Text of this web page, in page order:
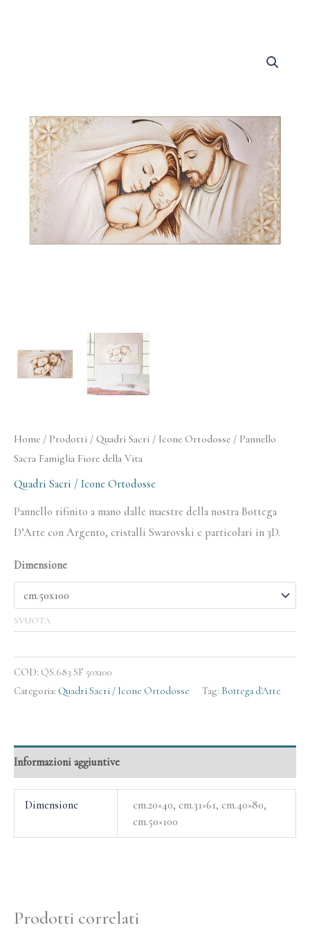
Home / Prodotti / Quadri Sacri / Icone Ortodosse / Pannello
Sacra Famiglia Fiore della Vita
Quadri Sacri / Icone Ortodosse
Pannello rifinito a mano dalle maestre della nostra Bottega
D’Arte con Argento, cristalli Swarovski e particolari in 3D.
Dimensione
SVUOTA
della
Vita
quantità
COD: QS.683 SF 50x100
Categoria: Quadri Sacri / Icone Ortodosse Tag: Bottega d'Arte
Informazioni aggiuntive
Dimensione
cm.20×40, cm.31×61, cm.40×80,
cm.50×100
Prodotti correlati